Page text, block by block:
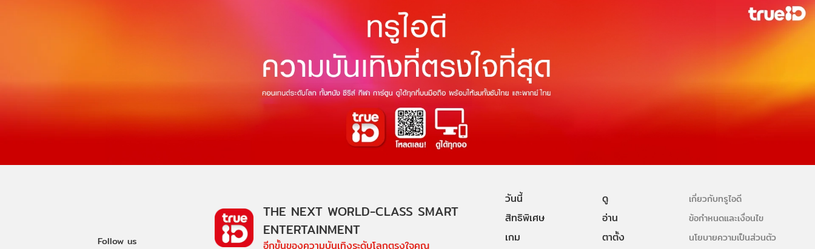
Follow us
THE NEXT WORLD-CLASS SMART
ENTERTAINMENT
อีกขั้นของความบันเทิงระดับโลกตรงใจคุณ
วันนี้
ดู
สิทธิพิเศษ
อ่าน
เกม
ตาตั้ง
เกี่ยวกับทรูไอดี
ข้อกำหนดและเงื่อนไข
นโยบายความเป็นส่วนตัว